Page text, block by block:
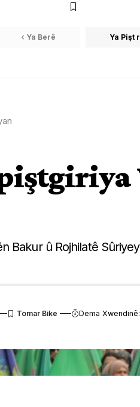
Ya Berê Ya Pişt
Bakur û Rojhilatê
Dema